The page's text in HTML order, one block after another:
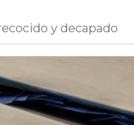
y decapado